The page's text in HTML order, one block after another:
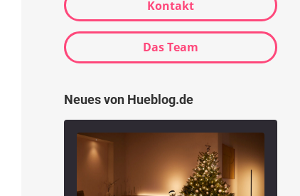
Kontakt
Das Team
Neues von Hueblog.de